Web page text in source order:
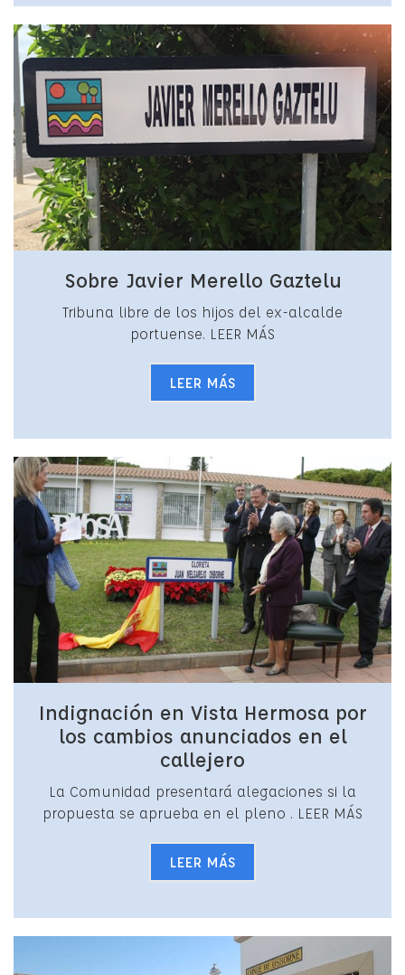
Sobre Javier Merello Gaztelu
Tribuna libre de los hijos del ex-alcalde
portuense. LEER MÁS
LEER MÁS
Indignación en Vista Hermosa por
los cambios anunciados en el
callejero
La Comunidad presentará alegaciones si la
propuesta se aprueba en el pleno . LEER MÁS
LEER MÁS